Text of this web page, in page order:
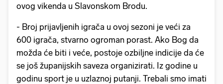
ovog vikenda u Slavonskom Brodu.
- Broj prijavljenih igrača u ovoj sezoni je veći za
600 igrača, stvarno ogroman porast. Ako Bog da
možda će biti i veće, postoje ozbiljne indicije da će
se još županijskih saveza organizirati. Iz godine u
godinu sport je u uzlaznoj putanji. Trebali smo imati